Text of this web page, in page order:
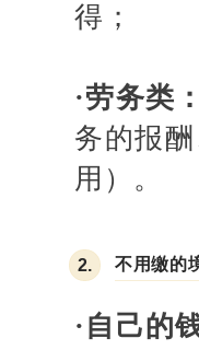
得；
·劳务类
务的报
用）。
2. 不用缴的
· 自己的